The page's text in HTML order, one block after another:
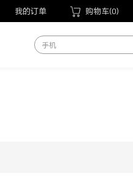
我的订单 购物车(0)
荣耀MagicBook Pro 14 2026
手机